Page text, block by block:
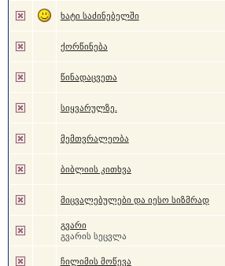
ხატი საძინებელში
ქორწინება
წინადაცვეთა
სიყვარულზე.
მემთვრალეობა
ბიბლიის კითხვა
მიცვალებულები და იესო სიზმრად
გვარი
გვარის სეცვლა
ჩილიმის მოწევა